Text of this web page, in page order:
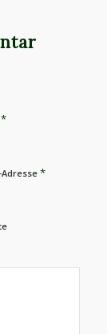
*
Adresse*